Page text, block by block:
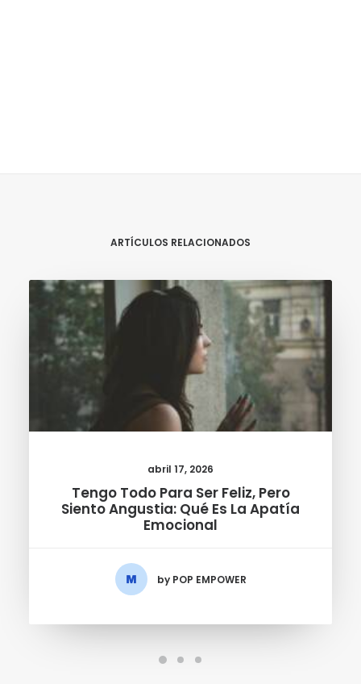
ARTÍCULOS RELACIONADOS
abril 17, 2026
Tengo Todo Para Ser Feliz, Pero
Siento Angustia: Qué Es La Apatía
Emocional
by POP EMPOWER